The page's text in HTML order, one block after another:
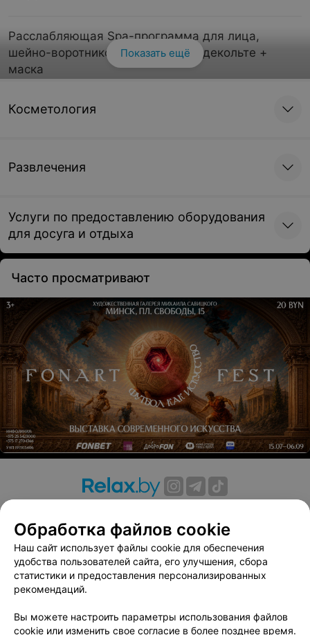
Расслабляющая Spa-программа для лица,
шейно-воротниковой зоны, зоны декольте +
маска
обертывание стоп
Релаксационная Spa-программа всего тела
100 руб./50 мин.
Экспресс-программа (любая зона тела на
выбор)
50 руб./20 мин.
Обертывания
Холодное лимфодренажное обертывание от
SPAQUATORIA
На основе зеленой глины и водорослей
80 руб./30 мин.
Горячее лимфодренажное обертывание от
SPAQUATORIA
На основе белой глины и водорослей
80 руб./30 мин.
Показать ещё
Косметология
Развлечения
Услуги по предоставлению оборудования
для досуга и отдыха
Часто просматривают
Вакансии
Публичный договор
Способы оплаты
Публичный договор по использованию сервиса
«Афиша»
Пользовательское соглашение
Связаться по вопросам сотрудничества
Обработка файлов cookie
Наш сайт использует файлы cookie для обеспечения
удобства пользователей сайта, его улучшения, сбора
статистики и предоставления персонализированных
рекомендаций.
Вы можете настроить параметры использования файлов
cookie или изменить свое согласие в более позднее время.